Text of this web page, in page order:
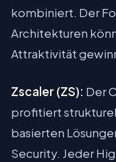
kombiniert. Der
Architekturen
Attraktivität
Zscaler (ZS): Der
profitiert
basierten
Security. Jeder